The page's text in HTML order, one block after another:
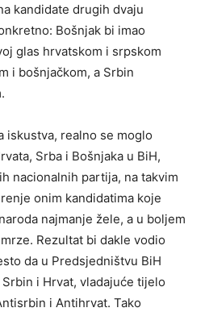
kandidate drugih dvaju
Bošnjak bi imao
glas hrvatskom i srpskom
i bošnjačkom, a Srbin
iskustva, realno se moglo
Srba i Bošnjaka u BiH,
nacionalnih partija, na takvim
onim kandidatima koje
najmanje žele, a u boljem
Rezultat bi dakle vodio
da u Predsjedništvu BiH
i Hrvat, vladajuće tijelo
i Antihrvat. Tako